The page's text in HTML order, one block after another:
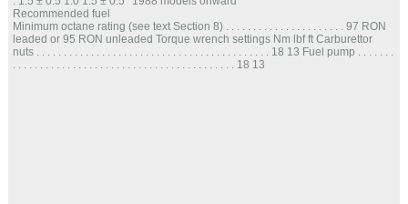
Recommended fuel
Minimum octane rating (see text Section 8) . . . . . . . . . . . . . . . . . . . . . . 97 RON
leaded or 95 RON unleaded Torque wrench settings Nm lbf ft Carburettor
nuts . . . . . . . . . . . . . . . . . . . . . . . . . . . . . . . . . . . . . . . . . . . 18 13 Fuel pump . . . . . . .
. . . . . . . . . . . . . . . . . . . . . . . . . . . . . . . . . . . . . . . . . 18 13